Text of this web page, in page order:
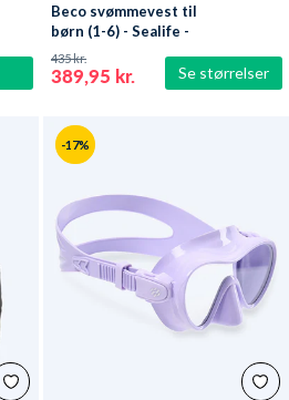
Se størrelser
Beco svømmevest til
børn (1-6) - Sealife -
Lyseblå/grøn
389,95 kr.
435 kr.
-17%